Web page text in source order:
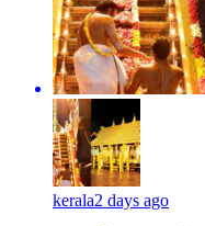
kerala2 days ago